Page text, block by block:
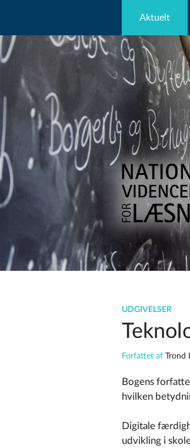
Aktuelt
UDGIVELSER
Forfattet af Trond
Bogens
hvilken
Digitale
udvikling i